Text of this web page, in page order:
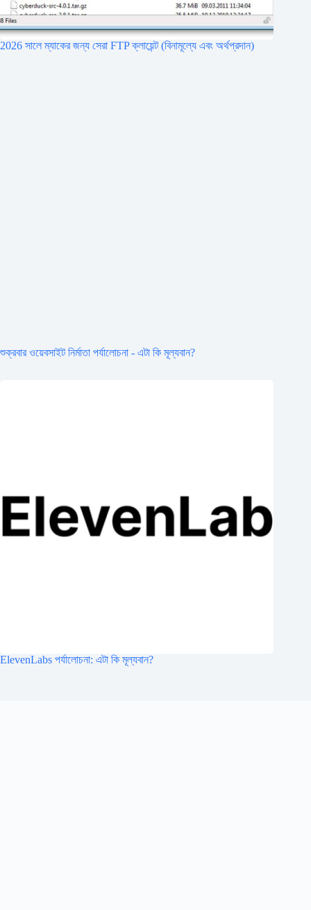
2026 সালে ম্যাকের জন্য সেরা FTP ক্লায়েন্ট (বিনামূল্যে এবং অর্থপ্রদান)
শুক্রবার ওয়েবসাইট নির্মাতা পর্যালোচনা - এটা কি মূল্যবান?
ElevenLabs পর্যালোচনা: এটা কি মূল্যবান?